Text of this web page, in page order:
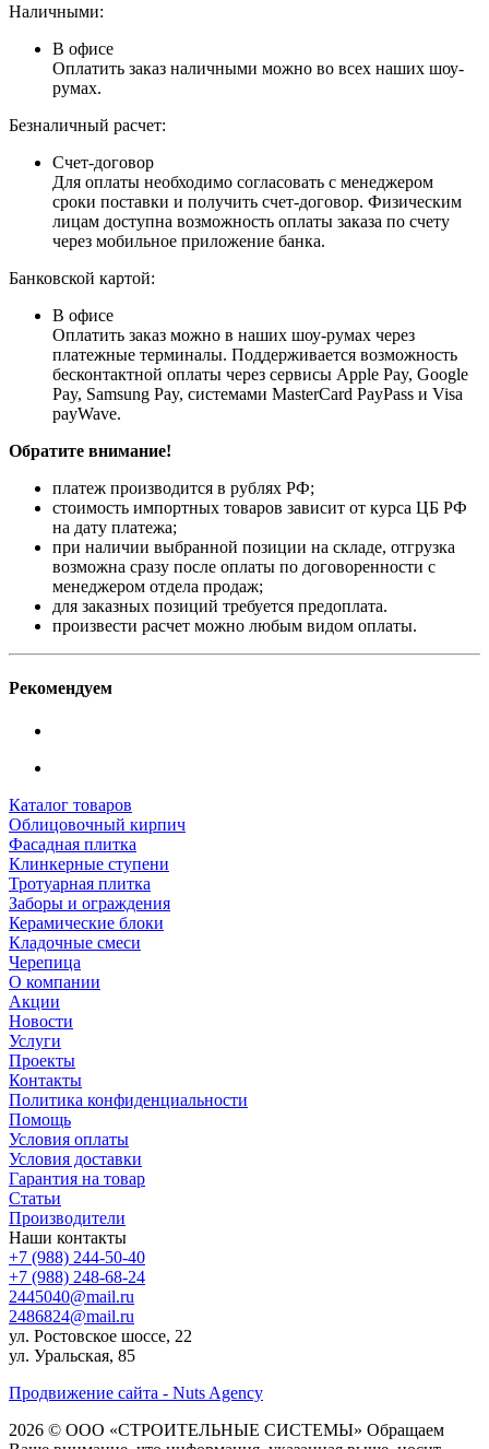
Наличными:
В офисе
Оплатить заказ наличными можно во всех наших шоу-
румах.
Безналичный расчет:
Счет-договор
Для оплаты необходимо согласовать с менеджером
сроки поставки и получить счет-договор. Физическим
лицам доступна возможность оплаты заказа по счету
через мобильное приложение банка.
Банковской картой:
В офисе
Оплатить заказ можно в наших шоу-румах через
платежные терминалы. Поддерживается возможность
бесконтактной оплаты через сервисы Apple Pay, Google
Pay, Samsung Pay, системами MasterCard PayPass и Visa
payWave.
Обратите внимание!
платеж производится в рублях РФ;
стоимость импортных товаров зависит от курса ЦБ РФ
на дату платежа;
при наличии выбранной позиции на складе, отгрузка
возможна сразу после оплаты по договоренности с
менеджером отдела продаж;
для заказных позиций требуется предоплата.
произвести расчет можно любым видом оплаты.
Рекомендуем
Каталог товаров
Облицовочный кирпич
Фасадная плитка
Клинкерные ступени
Тротуарная плитка
Заборы и ограждения
Керамические блоки
Кладочные смеси
Черепица
О компании
Акции
Новости
Услуги
Проекты
Контакты
Политика конфиденциальности
Помощь
Условия оплаты
Условия доставки
Гарантия на товар
Статьи
Производители
Наши контакты
+7 (988) 244-50-40
+7 (988) 248-68-24
2445040@mail.ru
2486824@mail.ru
ул. Ростовское шоссе, 22
ул. Уральская, 85
Продвижение сайта - Nuts Agency
2026 © ООО «СТРОИТЕЛЬНЫЕ СИСТЕМЫ» Обращаем